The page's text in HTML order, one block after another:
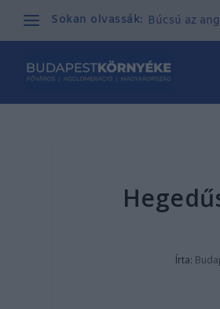
Sokan olvassák: Búcsú az
Írta: